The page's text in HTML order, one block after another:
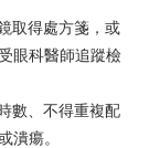
取得處方箋，或
眼科醫師追蹤檢
數、不得重複配
潰瘍。